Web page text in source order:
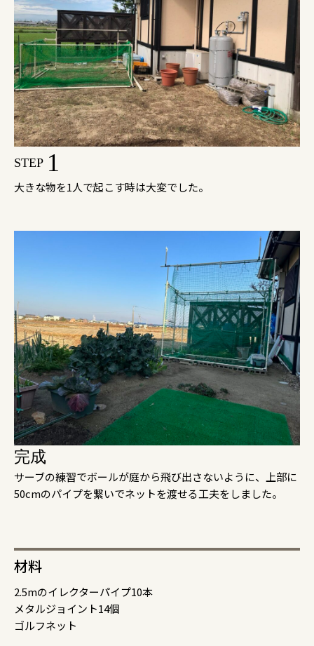
STEP 1
大きな物を1人で起こす時は大変でした。
完成
サーブの練習でボールが庭から飛び出さないように、上部に
50cmのパイプを繋いでネットを渡せる工夫をしました。
材料
2.5mのイレクターパイプ10本
メタルジョイント14個
ゴルフネット